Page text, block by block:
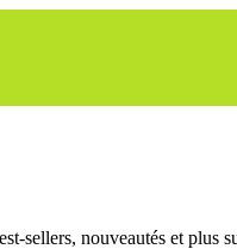
sellers, nouveautés et plus